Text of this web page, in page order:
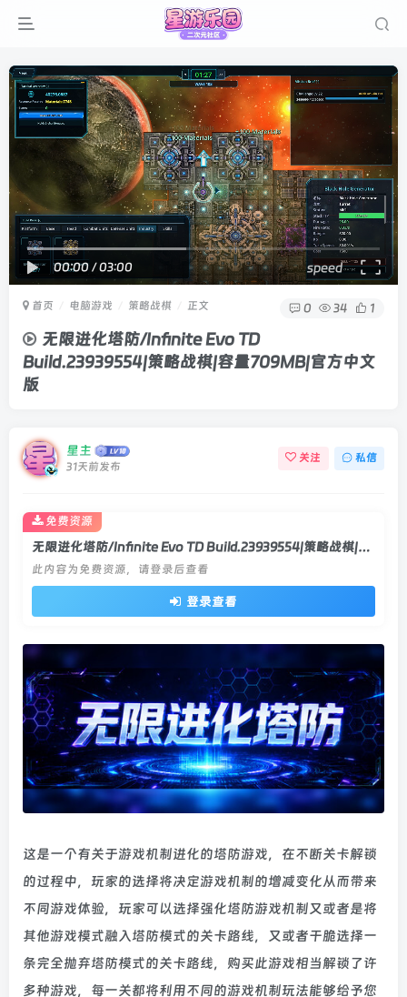
00:00 /03:00 speed
首页 电脑游戏 策略战棋 正文 0 34 1
无限进化塔防/Infinite Evo TD
Build.23939554|策略战棋|容量709MB|官方中文
版
星主
31天前发布
关注 私信
无限进化塔防/Infinite Evo TD Build.23939554|策略战棋|容量709MB|官方中文版
此内容为免费资源，请登录后查看
登录查看
免费资源
这是一个有关于游戏机制进化的塔防游戏，在不断关卡解锁
的过程中，玩家的选择将决定游戏机制的增减变化从而带来
不同游戏体验，玩家可以选择强化塔防游戏机制又或者是将
其他游戏模式融入塔防模式的关卡路线，又或者干脆选择一
条完全抛弃塔防模式的关卡路线，购买此游戏相当解锁了许
多种游戏，每一关都将利用不同的游戏机制玩法能够给予您